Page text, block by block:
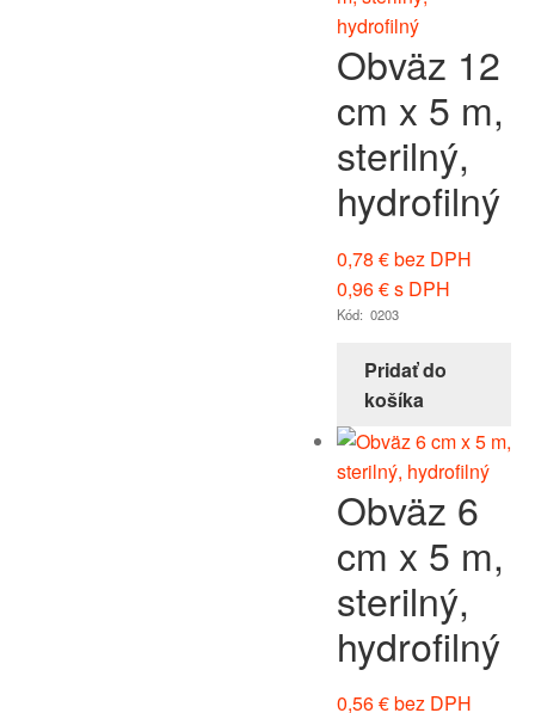
Obväz 12
cm x 5 m,
sterilný,
hydrofilný
0,78 €bez DPH
0,96€s DPH
Kód: 0203
Pridať do
košíka
Obväz 6
cm x 5 m,
sterilný,
hydrofilný
0,56€bez DPH